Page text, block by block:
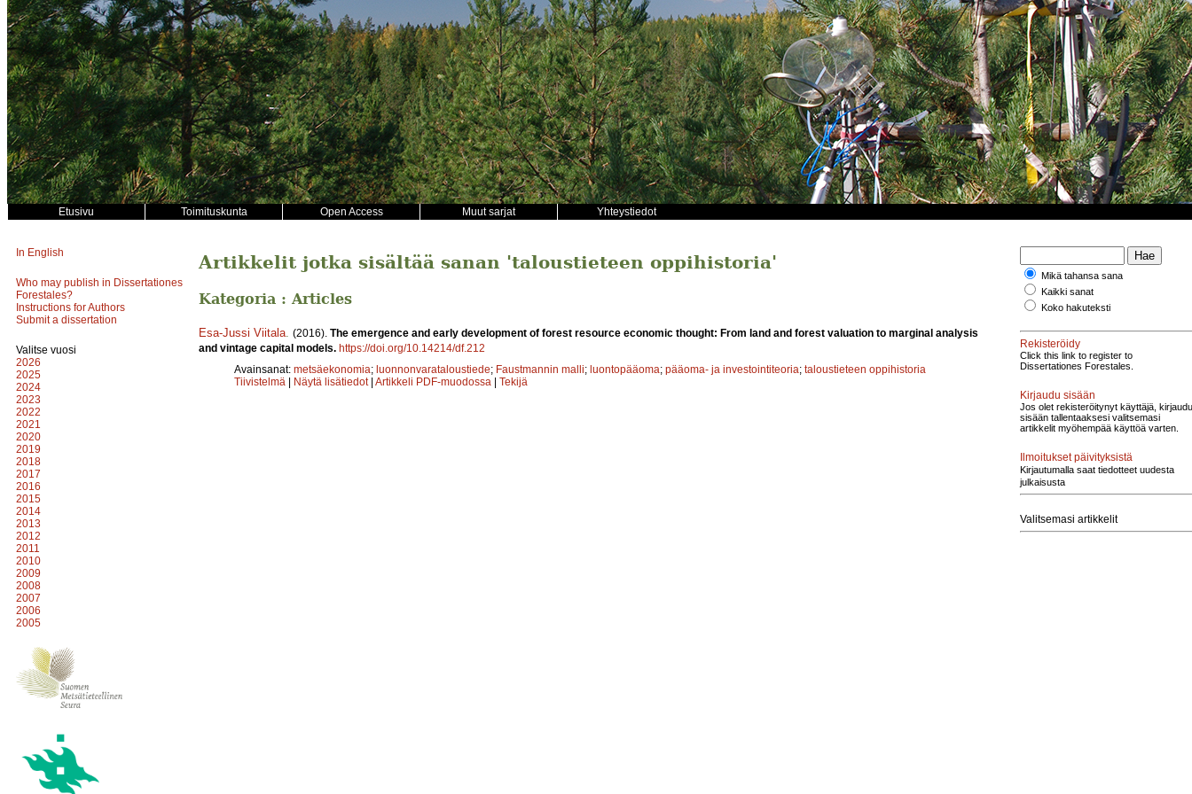
Etusivu Toimituskunta Open Access Muut sarjat Yhteystiedot
In English
Who may publish in Dissertationes
Forestales?
Instructions for Authors
Submit a dissertation
Valitse vuosi
2026
2025
2024
2023
2022
2021
2020
2019
2018
2017
2016
2015
2014
2013
2012
2011
2010
2009
2008
2007
2006
2005
Artikkelit jotka sisältää sanan 'taloustieteen oppihistoria'
Kategoria : Articles
Esa-Jussi Viitala (2016). The emergence and early development of forest resource economic thought: From land and forest valuation to marginal analysis
and vintage capital models. https://doi.org/10.14214/df.212
Avainsanat: metsäekonomia; luonnonvarataloustiede; Faustmannin malli; luontopääoma; pääoma- ja investointiteoria; taloustieteen oppihistoria
Tiivistelmä | Näytä lisätiedot | Artikkeli PDF-muodossa | Tekijä
Mikä tahansa sana
Kaikki sanat
Koko hakuteksti
Rekisteröidy
Click this link to register to
Dissertationes Forestales.
Kirjaudu sisään
Jos olet rekisteröitynyt käyttäjä, kirjaudu
sisään tallentaaksesi valitsemasi
artikkelit myöhempää käyttöä varten.
Ilmoitukset päivityksistä
Kirjautumalla saat tiedotteet uudesta
julkaisusta
Valitsemasi artikkelit